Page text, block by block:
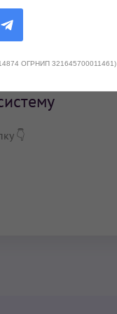
👇
ОГРНИП 321645700011461)